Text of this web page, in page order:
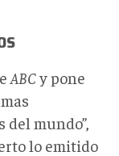
ABCy pone
del mundo”,
lo emitido